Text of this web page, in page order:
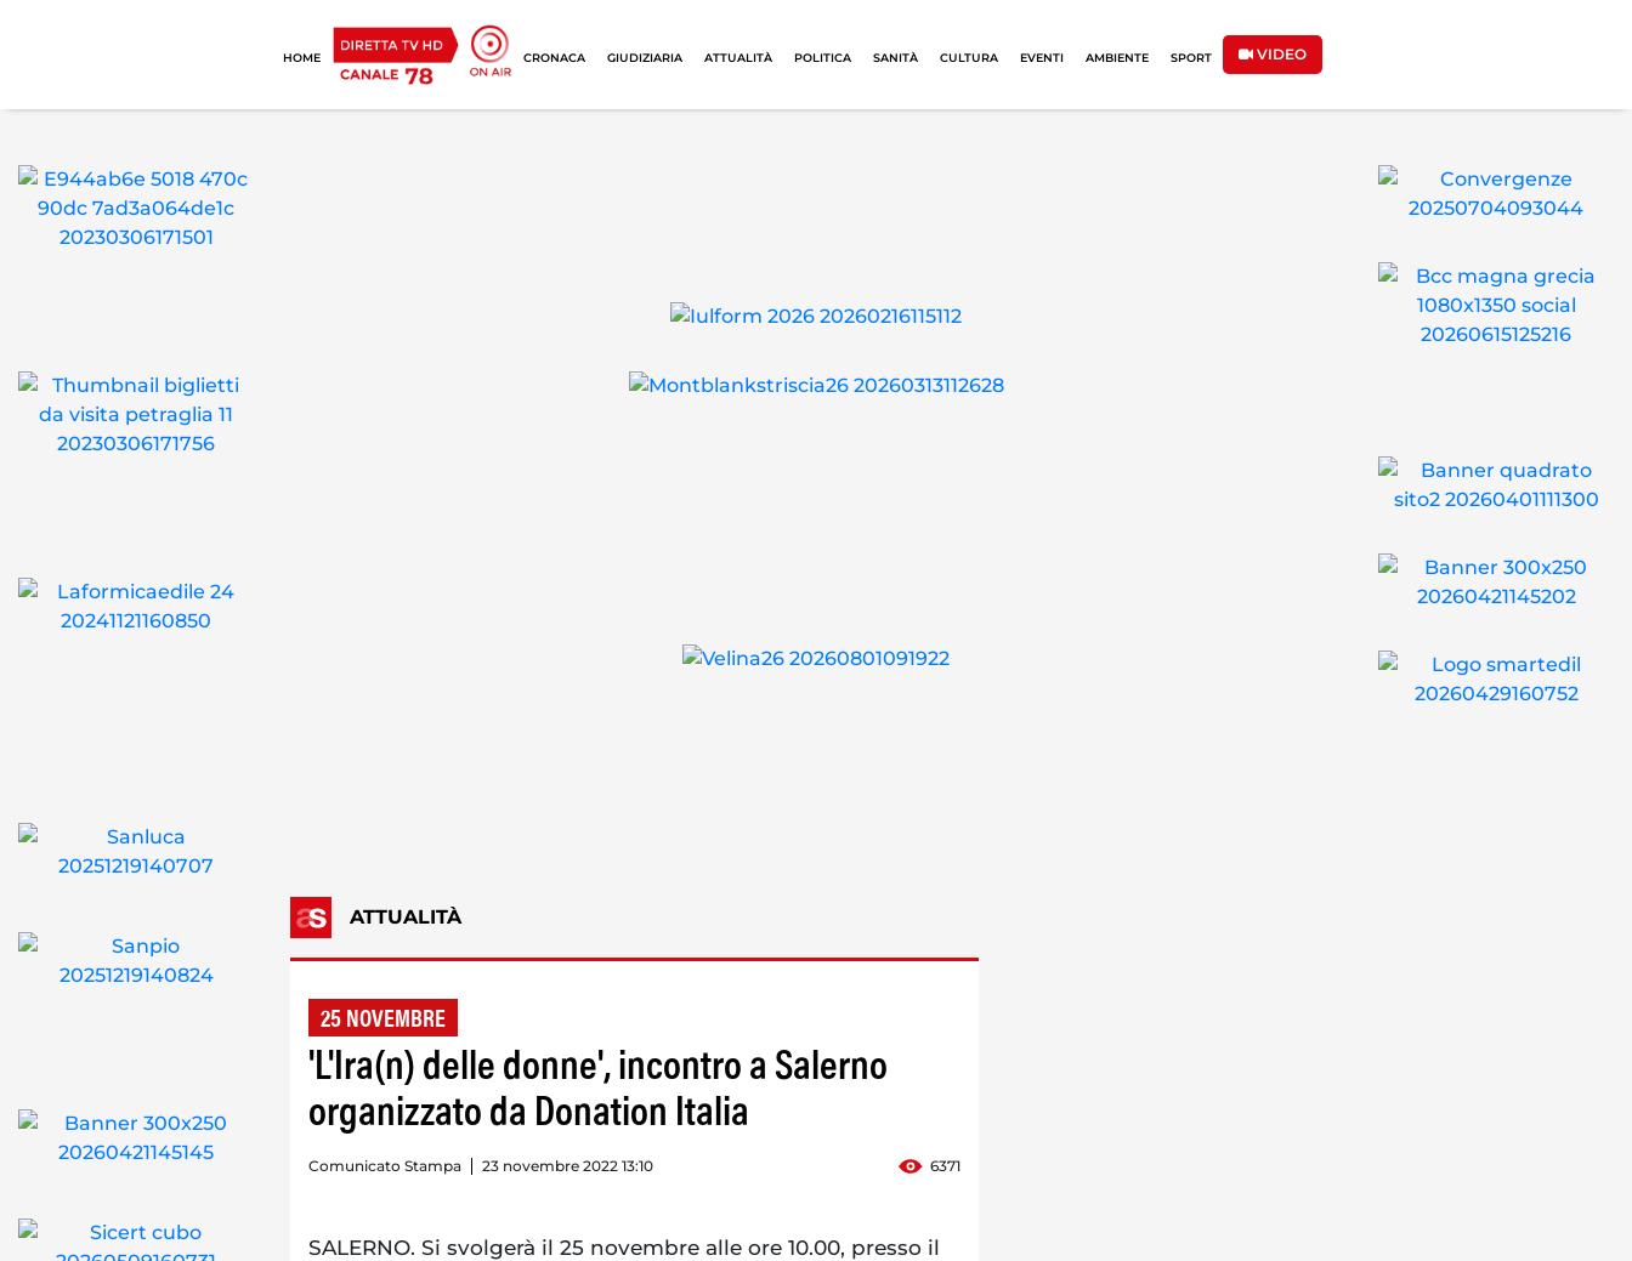
HOME CRONACA GIUDIZIARIA ATTUALITÀ POLITICA SANITÀ CULTURA EVENTI AMBIENTE SPORT VIDEO
ATTUALITÀ
25 NOVEMBRE
'L'Ira(n) delle donne', incontro a Salerno
organizzato da Donation Italia
Comunicato Stampa 23 novembre 2022 13:10 6371
SALERNO. Si svolgerà il 25 novembre alle ore 10.00, presso il